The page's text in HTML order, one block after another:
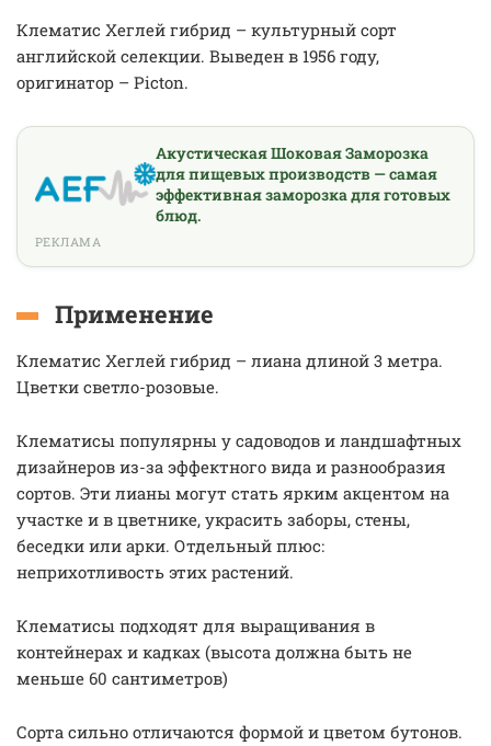
Клематис Хеглей гибрид – культурный сорт
английской селекции. Выведен в 1956 году,
оригинатор – Picton.
Акустическая Шоковая Заморозка
для пищевых производств — самая
эффективная заморозка для готовых
блюд.
РЕКЛАМА
Применение
Клематис Хеглей гибрид – лиана длиной 3 метра.
Цветки светло-розовые.
Клематисы популярны у садоводов и ландшафтных
дизайнеров из-за эффектного вида и разнообразия
сортов. Эти лианы могут стать ярким акцентом на
участке и в цветнике, украсить заборы, стены,
беседки или арки. Отдельный плюс:
неприхотливость этих растений.
Клематисы подходят для выращивания в
контейнерах и кадках (высота должна быть не
меньше 60 сантиметров)
Сорта сильно отличаются формой и цветом бутонов.